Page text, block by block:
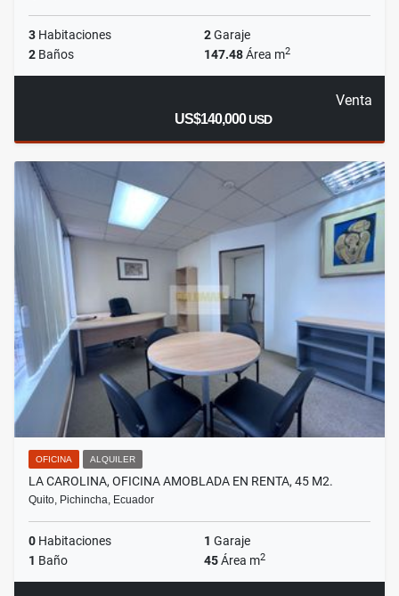
3 Habitaciones 2Garaje
2 Baños 147.48Área m2
Venta
US$140,000USD
OFICINA ALQUILER
LA CAROLINA, OFICINA AMOBLADA EN RENTA, 45 M2.
Quito, Pichincha, Ecuador
0 Habitaciones 1 Garaje
1 Baño 45Área m2